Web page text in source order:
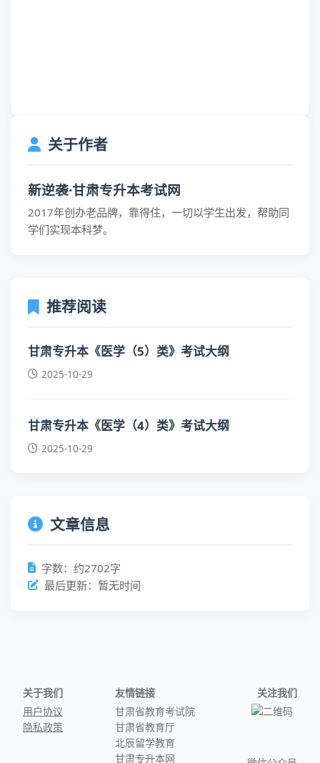
关于作者
新逆袭·甘肃专升本考试网
2017年创办老品牌，靠得住，一切以学生出发，帮助同
学们实现本科梦。
推荐阅读
甘肃专升本《医学（5）类》考试大纲
2025-10-29
甘肃专升本《医学（4）类》考试大纲
2025-10-29
文章信息
字数：约2702字
最后更新：暂无时间
关于我们
用户协议
隐私政策
友情链接
甘肃省教育考试院
甘肃省教育厅
北辰留学教育
甘肃专升本网
关注我们